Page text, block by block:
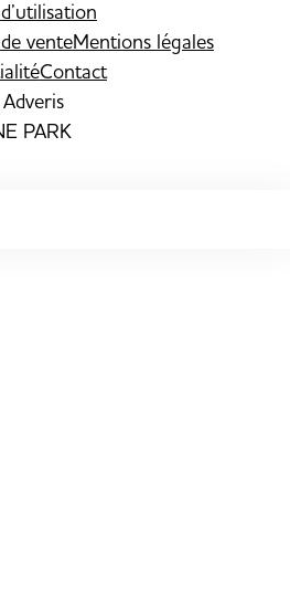
venteMentions légales
Contact
Adveris
PARK